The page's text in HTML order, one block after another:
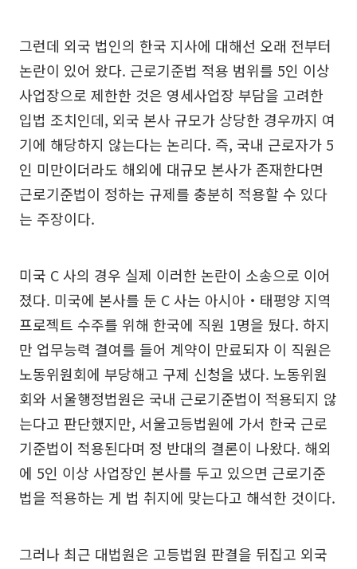
그런데 외국 법인의 한국 지사에 대해선 오래 전부터
논란이 있어 왔다. 근로기준법 적용 범위를 5인 이상
사업장으로 제한한 것은 영세사업장 부담을 고려한
입법 조치인데, 외국 본사 규모가 상당한 경우까지 여
기에 해당하지 않는다는 논리다. 즉, 국내 근로자가 5
인 미만이더라도 해외에 대규모 본사가 존재한다면
근로기준법이 정하는 규제를 충분히 적용할 수 있다
는 주장이다.
미국 C 사의 경우 실제 이러한 논란이 소송으로 이어
졌다. 미국에 본사를 둔 C 사는 아시아‧태평양 지역
프로젝트 수주를 위해 한국에 직원 1명을 뒀다. 하지
만 업무능력 결여를 들어 계약이 만료되자 이 직원은
노동위원회에 부당해고 구제 신청을 냈다. 노동위원
회와 서울행정법원은 국내 근로기준법이 적용되지 않
는다고 판단했지만, 서울고등법원에 가서 한국 근로
기준법이 적용된다며 정 반대의 결론이 나왔다. 해외
에 5인 이상 사업장인 본사를 두고 있으면 근로기준
법을 적용하는 게 법 취지에 맞는다고 해석한 것이다.
그러나 최근 대법원은 고등법원 판결을 뒤집고 외국